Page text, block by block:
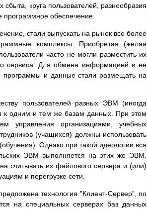
круга пользователей, разнообразия
программное обеспечение.
стали выпускать на рынок все более
комплексы. Приобретая (желая
часто не могли разместить их
сервиса. Для обмена информацией и ее
и данные стали размещать на
пользователей разных ЭВМ (иногда
к одним и тем же базам данных. При этом
управления организациями, учебных
(учащихся) должны использовать
Однако при такой идеологии вся
ЭВМ выполняется на этих же ЭВМ.
считывать из файлового сервера и (или)
и перегрузке сети.
технология "Клиент-Сервер", по
на специальных серверах баз данных